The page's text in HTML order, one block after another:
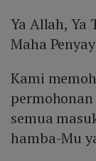
Ya Allah, Ya
Maha
Kami
semua
hamba-Mu